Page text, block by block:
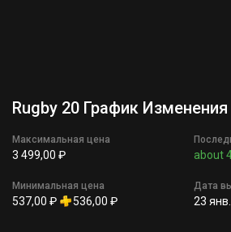
Rugby 20 График
Максимальная цена
3 499,00 ₽
Минимальная цена
537,00 ₽ 536,00 ₽
about
Дата
23